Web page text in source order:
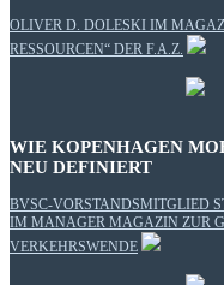
OLIVER D. DOLESKI IM
RESSOURCEN“ DER F.A.Z.
WIE KOPENHAGEN
NEU DEFINIERT
BVSC-VORSTANDSMITGLIED
IM MANAGER MAGAZIN ZUR
VERKEHRSWENDE